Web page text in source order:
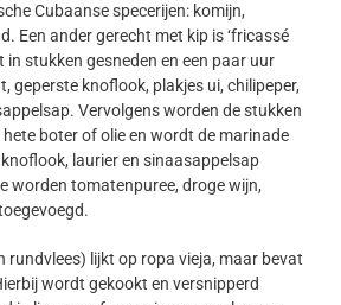
Cubaanse specerijen: komijn,
Een ander gerecht met kip is ‘fricassé
in stukken gesneden en een paar uur
geperste knoflook, plakjes ui, chilipeper,
Vervolgens worden de stukken
boter of olie en wordt de marinade
laurier en sinaasappelsap
worden tomatenpuree, droge wijn,
rundvlees) lijkt op ropa vieja, maar bevat
wordt gekookt en versnipperd